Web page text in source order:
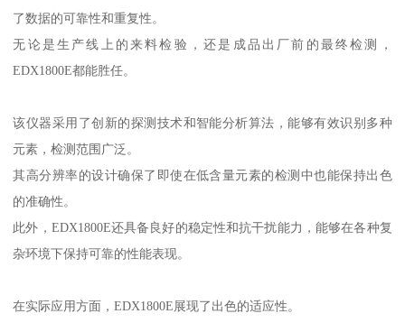
了数据的可靠性和重复性。
无论是生产线上的来料检验，还是成品出厂前的最终检测，
EDX1800E都能胜任。
该仪器采用了创新的探测技术和智能分析算法，能够有效识别多种
元素，检测范围广泛。
其高分辨率的设计确保了即使在低含量元素的检测中也能保持出色
的准确性。
此外，EDX1800E还具备良好的稳定性和抗干扰能力，能够在各种复
杂环境下保持可靠的性能表现。
在实际应用方面，EDX1800E展现了出色的适应性。